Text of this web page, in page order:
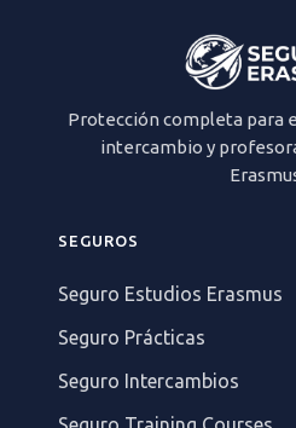
Protección completa para
intercambio y
SEGUROS
Seguro Estudios Erasmus
Seguro Prácticas
Seguro Intercambios